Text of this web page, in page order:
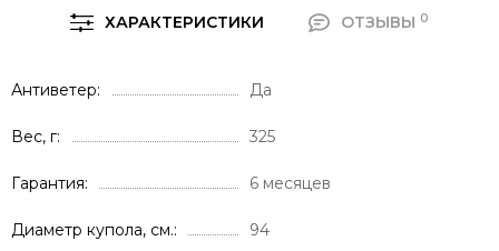
ХАРАКТЕРИСТИКИ ОТЗЫВЫ 0
Антиветер Да
Вес, г 325
Гарантия 6 месяцев
Диаметр купола, см. 94